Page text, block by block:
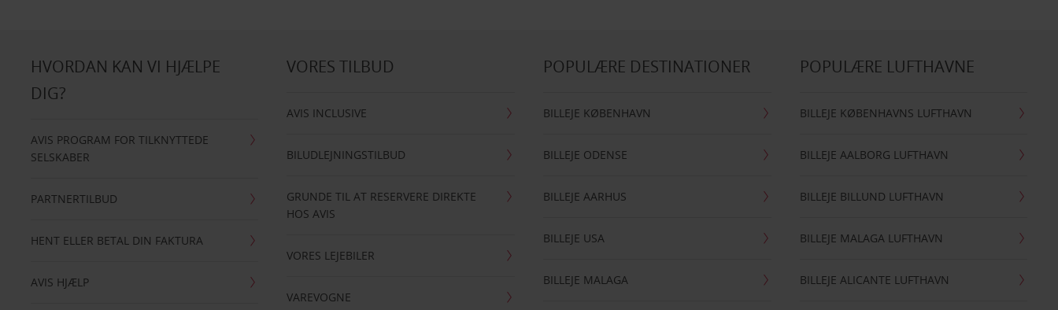
HVORDAN KAN VI HJÆLPE
DIG?
AVIS PROGRAM FOR TILKNYTTEDE
SELSKABER
PARTNERTILBUD
HENT ELLER BETAL DIN FAKTURA
AVIS HJÆLP
VORES TILBUD
AVIS INCLUSIVE
BILUDLEJNINGSTILBUD
GRUNDE TIL AT RESERVERE DIREKTE
HOS AVIS
VORES LEJEBILER
VAREVOGNE
POPULÆRE DESTINATIONER
BILLEJE KØBENHAVN
BILLEJE ODENSE
BILLEJE AARHUS
BILLEJE USA
BILLEJE MALAGA
POPULÆRE LUFTHAVNE
BILLEJE KØBENHAVNS LUFTHAVN
BILLEJE AALBORG LUFTHAVN
BILLEJE BILLUND LUFTHAVN
BILLEJE MALAGA LUFTHAVN
BILLEJE ALICANTE LUFTHAVN